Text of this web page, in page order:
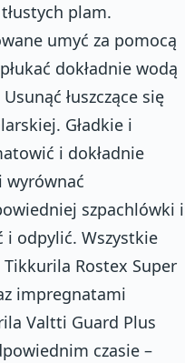
plam.
umyć za pomocą
dokładnie wodą
łuszczące się
Gładkie i
i dokładnie
wyrównać
szpachlówki i
i odpylić. Wszystkie
Rostex Super
impregnatami
Valtti Guard Plus
czasie –